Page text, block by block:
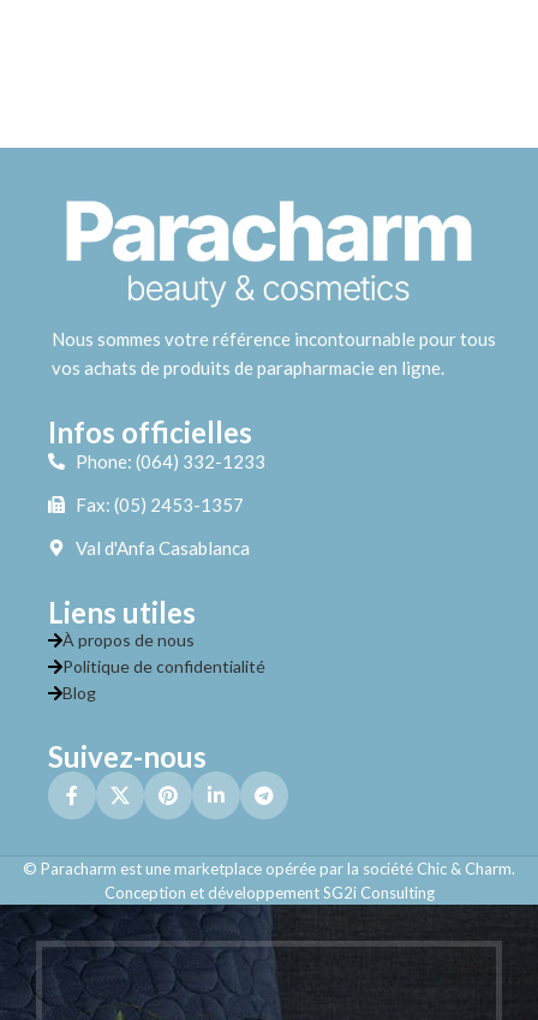
Nous sommes votre référence incontournable pour tous
vos achats de produits de parapharmacie en ligne.
Infos officielles
Phone: (064) 332-1233
Fax: (05) 2453-1357
Val d'Anfa Casablanca
Liens utiles
À propos de nous
Politique de confidentialité
Blog
Suivez-nous
© Paracharm est une marketplace opérée par la société Chic & Charm.
Conception et développement SG2i Consulting